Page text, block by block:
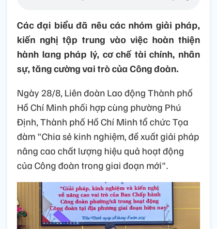
Các đại biểu đã nêu các nhóm giải pháp,
kiến nghị tập trung vào việc hoàn thiện
hành lang pháp lý, cơ chế tài chính, nhân
sự, tăng cường vai trò của Công đoàn.
Ngày 28/8, Liên đoàn Lao động Thành phố
Hồ Chí Minh phối hợp cùng phường Phú
Định, Thành phố Hồ Chí Minh tổ chức Tọa
đàm "Chia sẻ kinh nghiệm, đề xuất giải pháp
nâng cao chất lượng hiệu quả hoạt động
của Công đoàn trong giai đoạn mới".